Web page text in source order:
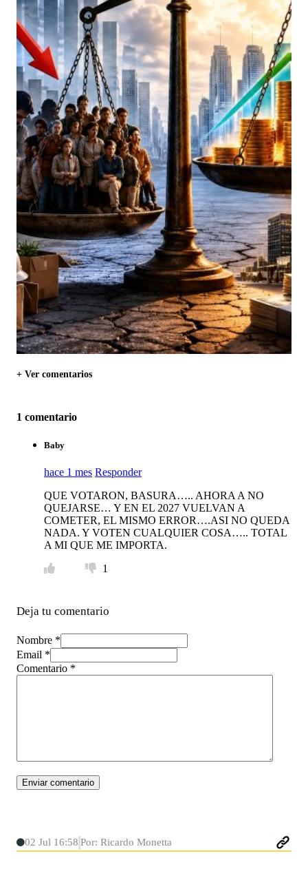
+ Ver comentarios
1 comentario
Baby
hace 1 mes Responder
QUE VOTARON, BASURA….. AHORA A NO
QUEJARSE… Y EN EL 2027 VUELVAN A
COMETER, EL MISMO ERROR….ASI NO QUEDA
NADA. Y VOTEN CUALQUIER COSA….. TOTAL
A MI QUE ME IMPORTA.
1
Deja tu comentario
Nombre *
Email *
Comentario *
02 Jul 16:58 Por: Ricardo Monetta